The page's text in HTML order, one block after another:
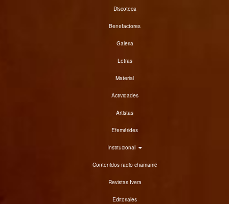
Discoteca
Benefactores
Galeria
Letras
Material
Actividades
Artistas
Efemérides
Institucional
Contenidos radio chamamé
Revistas Ivera
Editoriales